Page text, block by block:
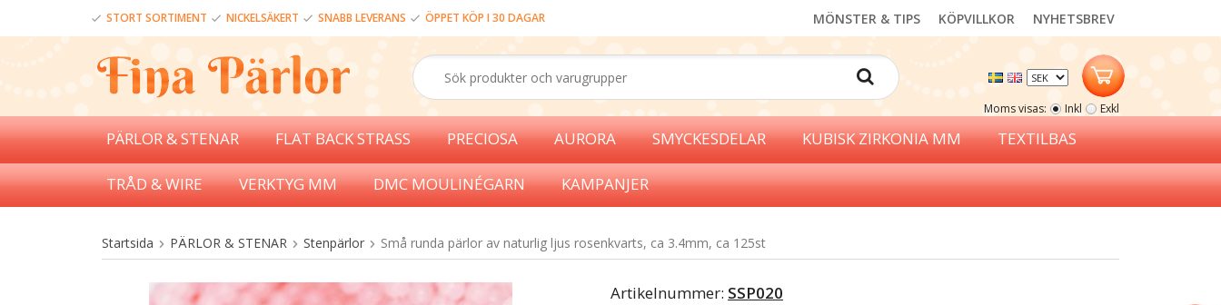
STORT SORTIMENT NICKELSÄKERT SNABB LEVERANS ÖPPET KÖP I 30 DAGAR NYHETSBREV
KÖPVILLKOR
MÖNSTER & TIPS
Moms visas: Inkl Exkl
PÄRLOR & STENAR FLAT BACK STRASS PRECIOSA AURORA SMYCKESDELAR KUBISK ZIRKONIA MM TEXTILBAS
TRÅD & WIRE VERKTYG MM DMC MOULINÉGARN KAMPANJER
Startsida PÄRLOR & STENAR Stenpärlor Små runda pärlor av naturlig ljus rosenkvarts, ca 3.4mm, ca 125st
Artikelnummer: SSP020